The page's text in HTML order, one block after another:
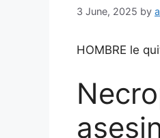
3 June, 2025 by
HOMBRE le